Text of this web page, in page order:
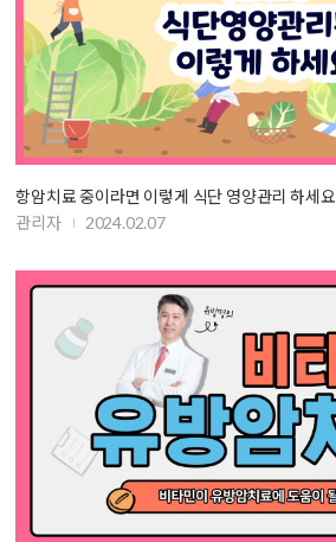
항암치료 중이라면 이렇게 식단 영양관리 하세요
관리자
2024.02.07